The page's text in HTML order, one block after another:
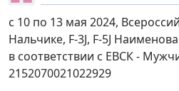
с 10 по 13 мая 2024,
Нальчике, F-3J, F-5J
в соответствии с ЕВСК -
2152070021022929